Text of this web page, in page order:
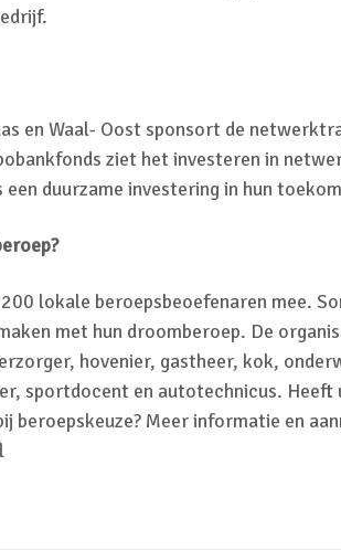
en Waal- Oost sponsort de
ziet het investeren in
duurzame investering in hun
lokale beroepsbeoefenaren mee.
met hun droomberoep. De
hovenier, gastheer, kok,
sportdocent en autotechnicus. Heeft
beroepskeuze? Meer informatie en